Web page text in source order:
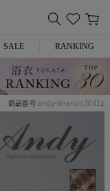
SALE RANKING
商品番号 andy-ld-anon3041z